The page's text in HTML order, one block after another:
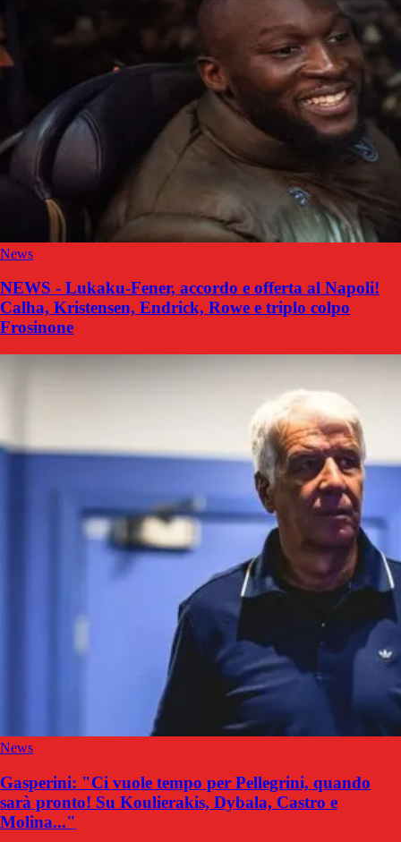
News
NEWS - Lukaku-Fener, accordo e offerta al Napoli!
Calha, Kristensen, Endrick, Rowe e triplo colpo
Frosinone
News
Gasperini: "Ci vuole tempo per Pellegrini, quando
sarà pronto! Su Koulierakis, Dybala, Castro e
Molina..."